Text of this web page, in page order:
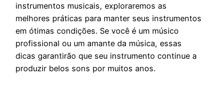
instrumentos musicais, exploraremos as
melhores práticas para manter seus instrumentos
em ótimas condições. Se você é um músico
profissional ou um amante da música, essas
dicas garantirão que seu instrumento continue a
produzir belos sons por muitos anos.